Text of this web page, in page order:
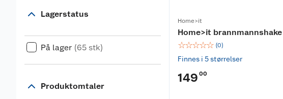
Lagerstatus
På lager (65 stk)
Produktomtaler
Home>it
Home>it
☆☆☆☆☆ (0)
Finnes i 5 størrelser
149 00